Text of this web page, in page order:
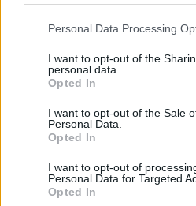
Personal Data Processing
I want to opt-out of the
personal data.
Opted In
I want to opt-out of the Sale
Personal Data.
Opted In
I want to opt-out of
Personal Data for Targeted
Opted In
Reklama: